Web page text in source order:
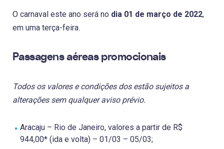
O carnaval este ano será no dia 01 de março de 2022,
em uma terça-feira.
Passagens aéreas promocionais
Todos os valores e condições dos estão sujeitos a
alterações sem qualquer aviso prévio.
Aracaju – Rio de Janeiro, valores a partir de R$
944,00* (ida e volta) – 01/03 – 05/03;